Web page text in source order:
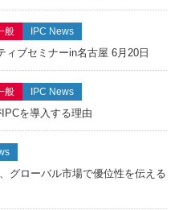
般 IPC News
ィブセミナーin名古屋 6月20日
般 IPC News
を導入する理由
グローバル市場で優位性を伝える